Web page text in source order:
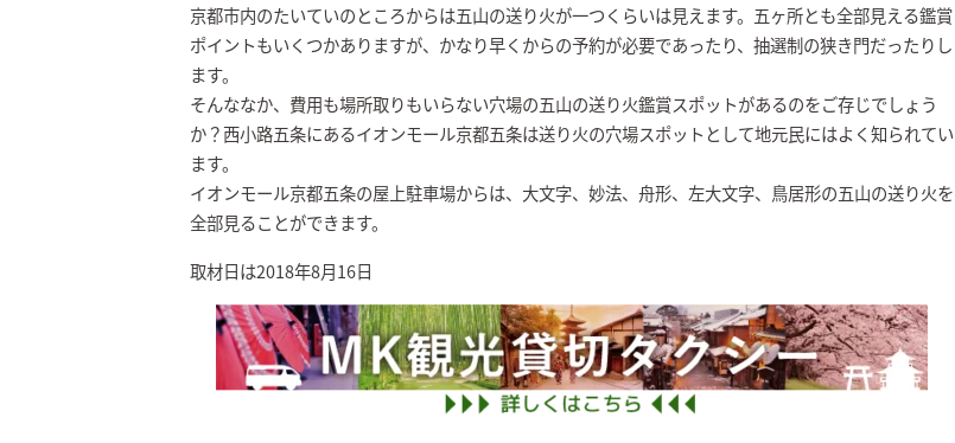
京都市内のたいていのところからは五山の送り火が一つくらいは見えます。五ヶ所とも全部見える鑑賞
ポイントもいくつかありますが、かなり早くからの予約が必要であったり、抽選制の狭き門だったりし
ます。
そんななか、費用も場所取りもいらない穴場の五山の送り火鑑賞スポットがあるのをご存じでしょう
か？西小路五条にあるイオンモール京都五条は送り火の穴場スポットとして地元民にはよく知られてい
ます。
イオンモール京都五条の屋上駐車場からは、大文字、妙法、舟形、左大文字、鳥居形の五山の送り火を
全部見ることができます。
取材日は2018年8月16日